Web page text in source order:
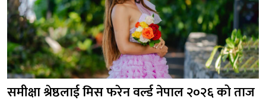
समीक्षा श्रेष्ठलाई मिस फरेन वर्ल्ड नेपाल २०२६ को ताज